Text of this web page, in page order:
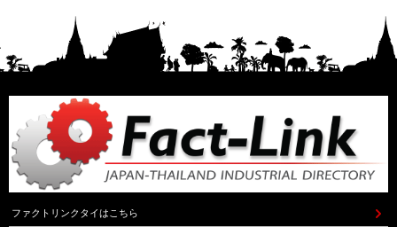
ファクトリンクタイはこちら